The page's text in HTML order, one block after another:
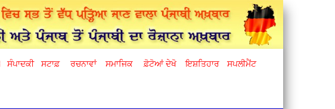
ਸੰਪਾਦਕੀ ਸਟਾਫ਼ ਰਚਨਾਵਾਂ ਸਮਾਜਿਕ ਫ਼ੋਟੋਆਂ ਦੇਖੋ ਇਸ਼ਤਿਹਾਰ ਸਪਲੀਮੈਂਟ